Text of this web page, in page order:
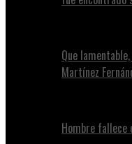
Que
Martínez
Hombre